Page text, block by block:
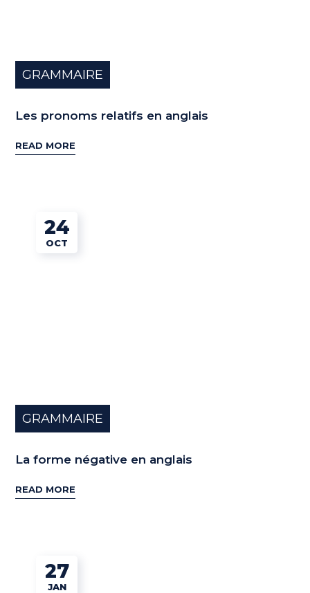
GRAMMAIRE
Les pronoms relatifs en anglais
READ MORE
24
OCT
GRAMMAIRE
La forme négative en anglais
READ MORE
27
JAN